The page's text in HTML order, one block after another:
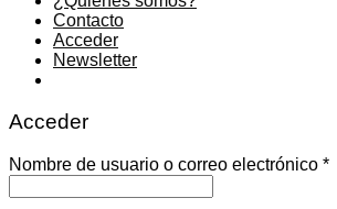
Contacto
Acceder
Newsletter
Acceder
Nombre de usuario o correo electrónico *